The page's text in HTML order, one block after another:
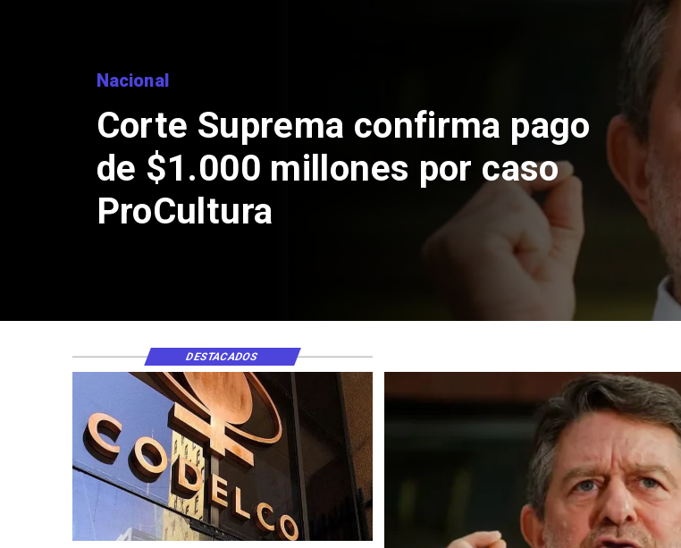
Nacional
Corte Suprema confirma pago
de $1.000 millones por caso
ProCultura
DESTACADOS